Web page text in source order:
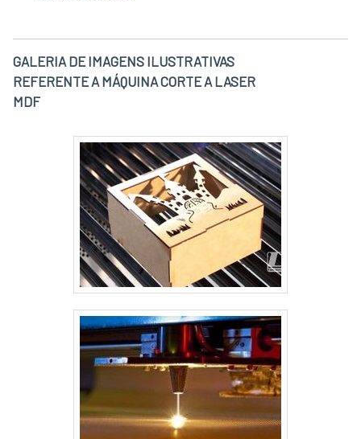
GALERIA DE IMAGENS ILUSTRATIVAS
REFERENTE A MÁQUINA CORTE A LASER
MDF